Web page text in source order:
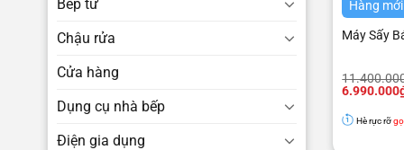
Bếp từ
Chậu rửa
Cửa hàng
Dụng cụ nhà bếp
Điện gia dụng
Hàng mới
Máy Sấy
Giá
gốc
6.990.000
Giá
hiện
là: Hè rực rỡ